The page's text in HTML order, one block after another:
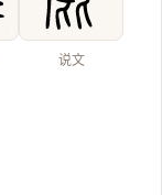
说文